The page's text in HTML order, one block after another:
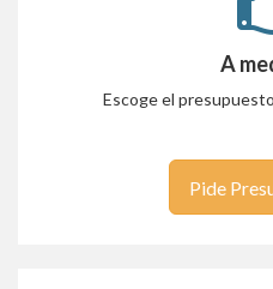
A
Escoge el
Pide